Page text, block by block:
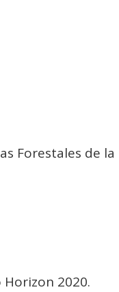
Forestales de la
2020.